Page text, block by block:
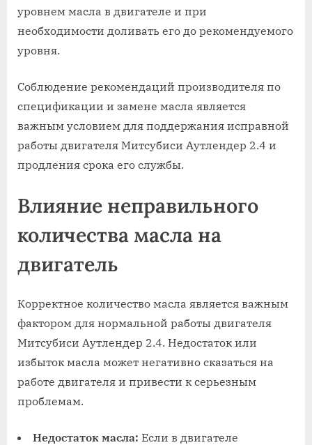
уровнем масла в двигателе и при
необходимости доливать его до рекомендуемого
уровня.
Соблюдение рекомендаций производителя по
спецификации и замене масла является
важным условием для поддержания исправной
работы двигателя Митсубиси Аутлендер 2.4 и
продления срока его службы.
Влияние неправильного
количества масла на
двигатель
Корректное количество масла является важным
фактором для нормальной работы двигателя
Митсубиси Аутлендер 2.4. Недостаток или
избыток масла может негативно сказаться на
работе двигателя и привести к серьезным
проблемам.
Недостаток масла: Если в двигателе